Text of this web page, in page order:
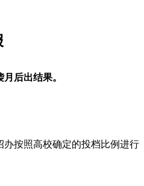
后出结果。
按照高校确定的投档比例进行